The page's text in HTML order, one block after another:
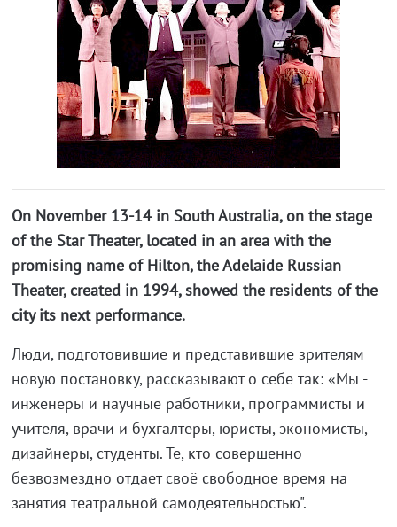
On November 13-14 in South Australia, on the stage
of the Star Theater, located in an area with the
promising name of Hilton, the Adelaide Russian
Theater, created in 1994, showed the residents of the
city its next performance.
Люди, подготовившие и представившие зрителям
новую постановку, рассказывают о себе так: «Мы -
инженеры и научные работники, программисты и
учителя, врачи и бухгалтеры, юристы, экономисты,
дизайнеры, студенты. Те, кто совершенно
безвозмездно отдает своё свободное время на
занятия театральной самодеятельностью".